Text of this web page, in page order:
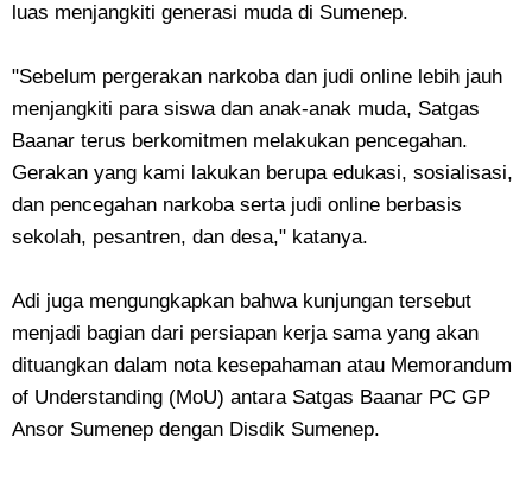
luas menjangkiti generasi muda di Sumenep.
"Sebelum pergerakan narkoba dan judi online lebih jauh
menjangkiti para siswa dan anak-anak muda, Satgas
Baanar terus berkomitmen melakukan pencegahan.
Gerakan yang kami lakukan berupa edukasi, sosialisasi,
dan pencegahan narkoba serta judi online berbasis
sekolah, pesantren, dan desa," katanya.
Adi juga mengungkapkan bahwa kunjungan tersebut
menjadi bagian dari persiapan kerja sama yang akan
dituangkan dalam nota kesepahaman atau Memorandum
of Understanding (MoU) antara Satgas Baanar PC GP
Ansor Sumenep dengan Disdik Sumenep.